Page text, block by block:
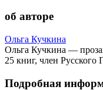
об авторе
Ольга Кучкина
Ольга Кучкина —
25 книг, член
Подробная